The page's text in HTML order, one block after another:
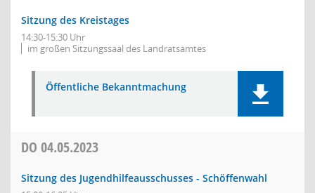
Sitzung des Kreistages
14:30-15:30 Uhr
im großen Sitzungssaal des Landratsamtes
Öffentliche Bekanntmachung
DO 04.05.2023
Sitzung des Jugendhilfeausschusses - Schöffenwahl